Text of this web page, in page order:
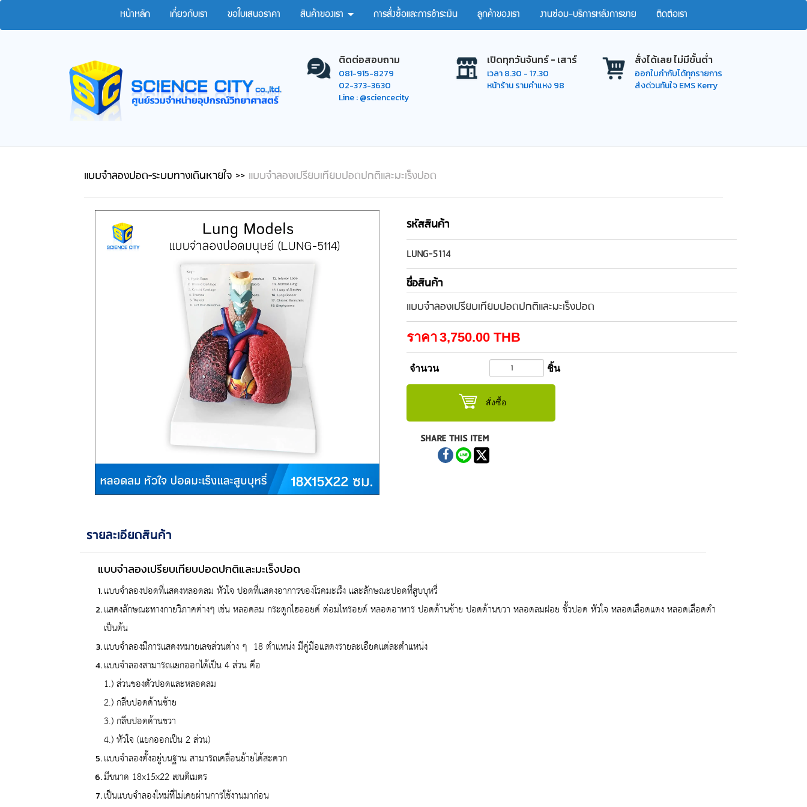
หน้าหลัก เกี่ยวกับเรา ขอใบเสนอราคา สินค้าของเรา การสั่งซื้อและการชำระเงิน ลูกค้าของเรา งานซ่อม-บริการหลังการขาย ติดต่อเรา
ติดต่อสอบถาม
081-915-8279
02-373-3630
Line : @sciencecity
เปิดทุกวันจันทร์ - เสาร์
เวลา 8.30 - 17.30
หน้าร้าน รามคำแหง 98
สั่งได้เลย ไม่มีขั้นต่ำ
ออกใบกำกับได้ทุกรายการ
ส่งด่วนทันใจ EMS Kerry
แบบจำลองปอด-ระบบทางเดินหายใจ >> แบบจำลองเปรียบเทียบปอดปกติและมะเร็งปอด
รหัสสินค้า
LUNG-5114
ชื่อสินค้า
แบบจำลองเปรียบเทียบปอดปกติและมะเร็งปอด
ราคา3,750.00 THB
จำนวน ชิ้น
สั่งซื้อ
SHARE THIS ITEM
รายละเอียดสินค้า
แบบจำลองเปรียบเทียบปอดปกติและมะเร็งปอด
แบบจำลองปอดที่แสดงหลอดลม หัวใจ ปอดที่แสดงอาการของโรคมะเร็ง และลักษณะปอดที่สูบบุหรี่
แสดงลักษณะทางกายวิภาคต่างๆ เช่น หลอดลม กระดูกไฮออยด์ ต่อมไทรอยด์ หลอดอาหาร ปอดด้านซ้าย ปอดด้านขวา หลอดลมฝอย ขั้วปอด หัวใจ หลอดเลือดแดง หลอดเลือดดำ
เป็นต้น
แบบจำลองมีการแสดงหมายเลขส่วนต่าง ๆ 18 ตำแหน่ง มีคู่มือแสดงรายละเอียดแต่ละตำแหน่ง
แบบจำลองสามารถแยกออกได้เป็น 4 ส่วน คือ
1.) ส่วนของตัวปอดและหลอดลม
2.) กลีบปอดด้านซ้าย
3.) กลีบปอดด้านขวา
4.) หัวใจ (แยกออกเป็น 2 ส่วน)
แบบจำลองตั้งอยู่บนฐาน สามารถเคลื่อนย้ายได้สะดวก
มีขนาด 18x15x22 เซนติเมตร
เป็นแบบจำลองใหม่ที่ไม่เคยผ่านการใช้งานมาก่อน